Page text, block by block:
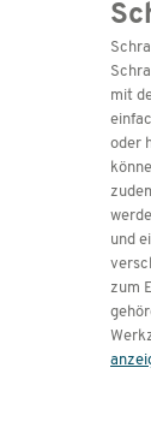
mit
oder
und
zum